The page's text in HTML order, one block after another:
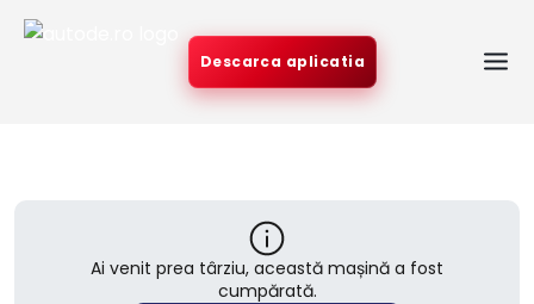
Descarca aplicatia
Ai venit prea târziu, această mașină a fost
cumpărată.